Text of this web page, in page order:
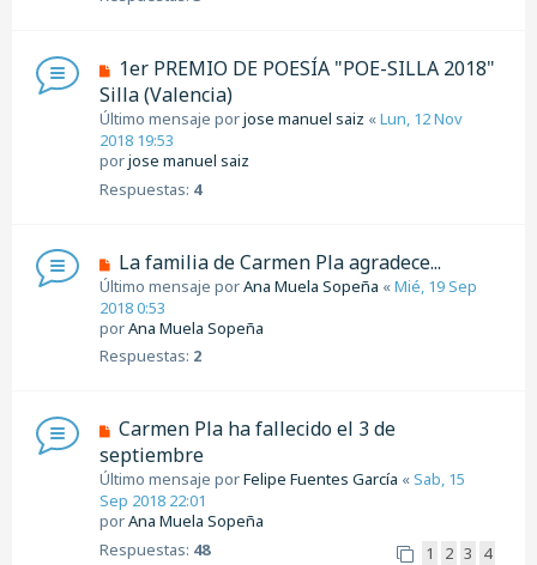
1er PREMIO DE POESÍA "POE-SILLA 2018"
Silla (Valencia)
Último mensaje porjose manuel saiz «Lun, 12 Nov
2018 19:53
porjose manuel saiz
Respuestas: 4
La familia de Carmen Pla agradece...
Último mensaje porAna Muela Sopeña «Mié, 19 Sep
2018 0:53
porAna Muela Sopeña
Respuestas: 2
Carmen Pla ha fallecido el 3 de
septiembre
Último mensaje porFelipe Fuentes García «Sab, 15
Sep 2018 22:01
porAna Muela Sopeña
Respuestas: 48 1 2 3 4